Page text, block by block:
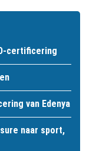
certificering
van Edenya
naar sport,